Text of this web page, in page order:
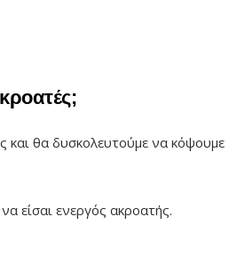
και θα δυσκολευτούμε να κόψουμε
είσαι ενεργός ακροατής.